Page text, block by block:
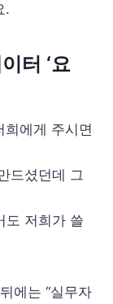
.
터 ‘요
희에게 주시면
드셨던데 그
도 저희가 쓸
에는 “실무자